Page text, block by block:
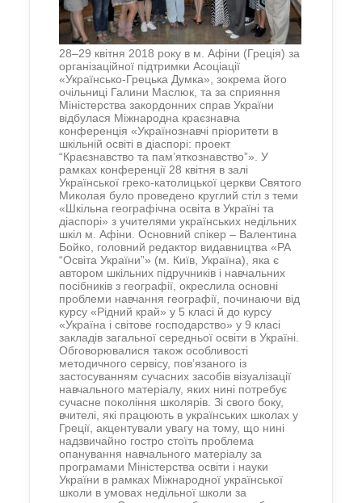
28–29 квітня 2018 року в м. Афіни (Греція) за
організаційної підтримки Асоціації
«Українсько-Грецька Думка», зокрема його
очільниці Галини Маслюк, та за сприяння
Міністерства закордонних справ України
відбулася Міжнародна краєзнавча
конференція «Українознавчі пріоритети в
шкільній освіті в діаспорі: проект
“Краєзнавство та памʼяткознавство”». У
рамках конференції 28 квітня в залі
Української греко-католицької церкви Святого
Миколая було проведено круглий стіл з теми
«Шкільна географічна освіта в Україні та
діаспорі» з учителями українських недільних
шкіл м. Афіни. Основний спікер – Валентина
Бойко, головний редактор видавництва «РА
“Освіта України”» (м. Київ, Україна), яка є
автором шкільних підручників і навчальних
посібників з географії, окреслила основні
проблеми навчання географії, починаючи від
курсу «Рідний край» у 5 класі й до курсу
«Україна і світове господарство» у 9 класі
закладів загальної середньої освіти в Україні.
Обговорювалися також особливості
методичного сервісу, пов’язаного із
застосуванням сучасних засобів візуалізації
навчального матеріалу, яких нині потребує
сучасне покоління школярів. Зі свого боку,
вчителі, які працюють в українських школах у
Греції, акцентували увагу на тому, що нині
надзвичайно гостро стоїть проблема
опанування навчального матеріалу за
програмами Міністерства освіти і науки
України в рамках Міжнародної української
школи в умовах недільної школи за